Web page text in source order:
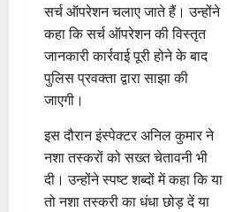
सर्च ऑपरेशन चलाए जाते हैं। उन्होंने
कहा कि सर्च ऑपरेशन की विस्तृत
जानकारी कार्रवाई पूरी होने के बाद
पुलिस प्रवक्ता द्वारा साझा की
जाएगी।
इस दौरान इंस्पेक्टर अनिल कुमार ने
नशा तस्करों को सख्त चेतावनी भी
दी। उन्होंने स्पष्ट शब्दों में कहा कि या
तो नशा तस्करी का धंधा छोड़ दें या